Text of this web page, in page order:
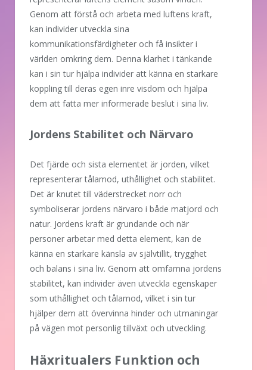
Genom att förstå och arbeta med luftens kraft,
kan individer utveckla sina
kommunikationsfärdigheter och få insikter i
världen omkring dem. Denna klarhet i tänkande
kan i sin tur hjälpa individer att känna en starkare
koppling till deras egen inre visdom och hjälpa
dem att fatta mer informerade beslut i sina liv.
Jordens Stabilitet och Närvaro
Det fjärde och sista elementet är jorden, vilket
representerar tålamod, uthållighet och stabilitet.
Det är knutet till väderstrecket norr och
symboliserar jordens närvaro i både matjord och
natur. Jordens kraft är grundande och när
personer arbetar med detta element, kan de
känna en starkare känsla av självtillit, trygghet
och balans i sina liv. Genom att omfamna jordens
stabilitet, kan individer även utveckla egenskaper
som uthållighet och tålamod, vilket i sin tur
hjälper dem att övervinna hinder och utmaningar
på vägen mot personlig tillväxt och utveckling.
Häxritualers Funktion och